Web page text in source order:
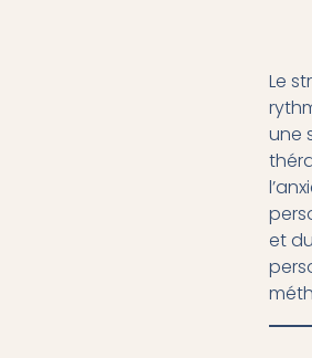
Le
une
et